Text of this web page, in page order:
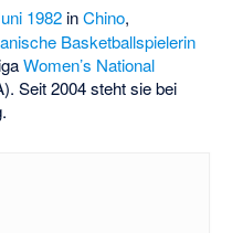
1982 inChino,
Basketballspielerin
Women’s National
Seit 2004 steht sie bei